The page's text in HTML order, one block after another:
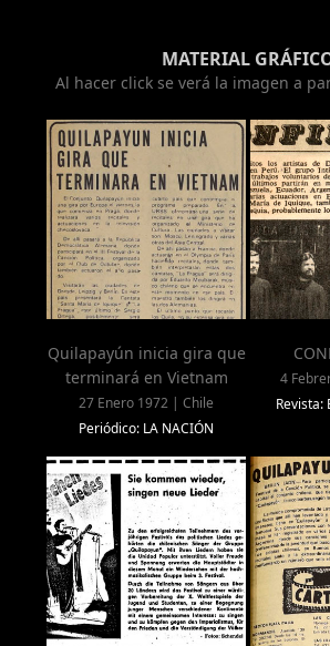
MATERIAL
Al hacer click se verá la imagen a
Quilapayún inicia gira que
terminará en Vietnam
27 Enero 1972 | Chile
Periódico: LA NACIÓN
4
Revista: